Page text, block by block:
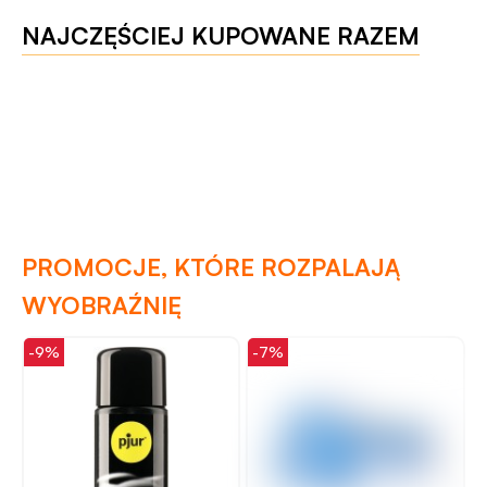
NAJCZĘŚCIEJ KUPOWANE RAZEM
PROMOCJE, KTÓRE ROZPALAJĄ
WYOBRAŹNIĘ
-7% -49%